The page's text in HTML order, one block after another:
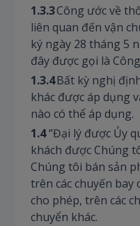
1.3.3Công ước về
liên quan đến vận
ký ngày 28 tháng 5
đây được gọi là
1.3.4Bất kỳ nghị
khác được áp dụng
nào có thể áp dụng.
1.4“Đại lý được Ủy
khách được Chúng
Chúng tôi bán sản
trên các chuyến bay
cho phép, trên các
chuyển khác.